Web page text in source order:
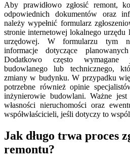
Aby prawidłowo zgłosić remont,
odpowiednich dokumentów oraz
należy wypełnić formularz
stronie internetowej lokalnego urzędu
urzędowej. W formularzu tym
informacje dotyczące
Dodatkowo często wymagane
budowlanego lub technicznego,
zmiany w budynku. W przypadku
potrzebne również opinie
inżynierowie budowlani. Ważne
własności nieruchomości oraz
współwłaścicieli, jeśli dotyczy to
Jak długo trwa proces
remontu?